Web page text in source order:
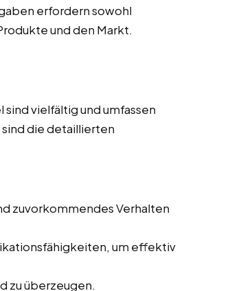
erfordern sowohl
und den Markt.
sind vielfältig und umfassen
die detaillierten
zuvorkommendes Verhalten
um effektiv
zu überzeugen.